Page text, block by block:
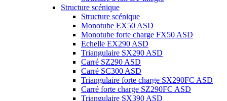
Structure scénique
Structure scénique
Monotube EX50 ASD
Monotube forte charge FX50 ASD
Echelle EX290 ASD
Triangulaire SX290 ASD
Carré SZ290 ASD
Carré SC300 ASD
Triangulaire forte charge SX290FC ASD
Carré forte charge SZ290FC ASD
Triangulaire SX390 ASD